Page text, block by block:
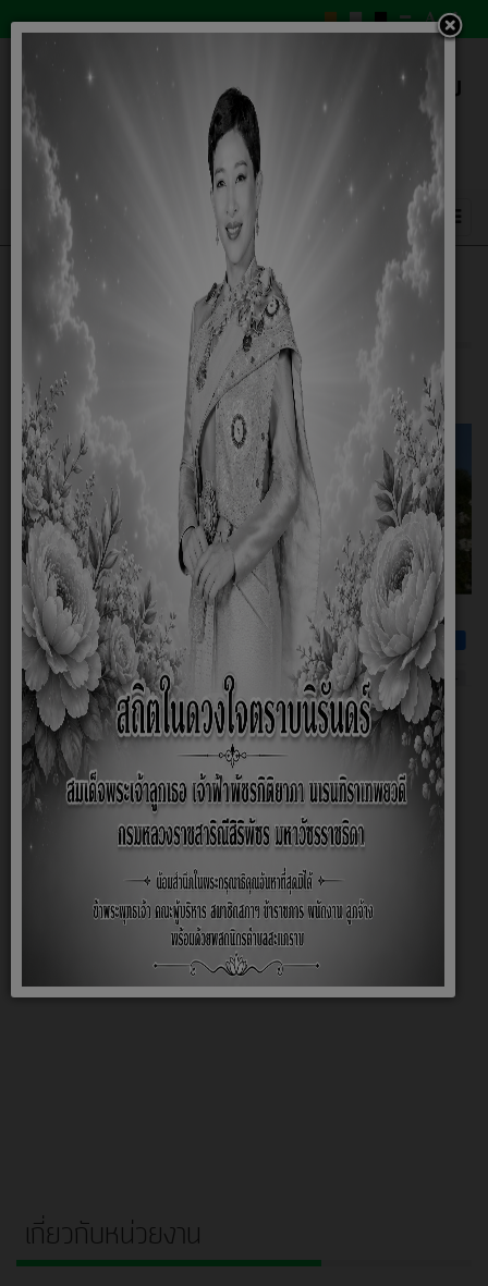
Social Network
18 มีนาคม 2564
พบปะ พูดคุย ทักทาย ถามตอบ กับพวกเราได้ที่
เฟสบุ๊ค แฟนเพจ อบต.สะแกราบ นะคะ
เกี่ยวกับหน่วยงาน